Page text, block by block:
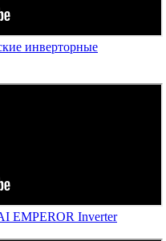
инверторные
EMPEROR Inverter